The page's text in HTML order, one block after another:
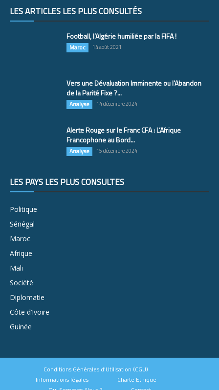
LES ARTICLES LES PLUS CONSULTÉS
Football, l’Algérie humiliée par la FIFA !
Maroc 14 août 2021
Vers une Dévaluation Imminente ou l’Abandon
de la Parité Fixe ?...
Analyse 14 décembre 2024
Alerte Rouge sur le Franc CFA : L’Afrique
Francophone au Bord...
Analyse 15 décembre 2024
LES PAYS LES PLUS CONSULTÉS
Politique
Sénégal
Maroc
Afrique
Mali
Société
Diplomatie
Côte d’Ivoire
Guinée
Conditions Générales d’Utilisation (CGU)
Informations légales
Charte Ethique